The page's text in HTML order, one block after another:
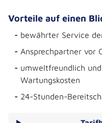
Vorteile auf einen
bewährter Service
Ansprechpartner vor
umweltfreundlich
Wartungskosten
24-Stunden-